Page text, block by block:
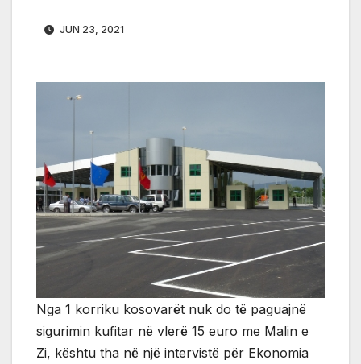
JUN 23, 2021
Nga 1 korriku kosovarët nuk do të paguajnë
sigurimin kufitar në vlerë 15 euro me Malin e
Zi, kështu tha në një intervistë për Ekonomia